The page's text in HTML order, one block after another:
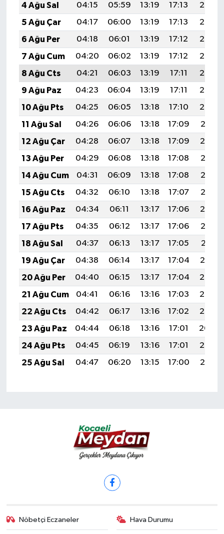
4 Ağu Sal
04:15 05:59 13:19 17:13
20:29
5 Ağu Çar
04:17 06:00 13:19 17:13
20:28
6 Ağu Per
04:18 06:01 13:19 17:12
20:27
7 Ağu Cum
04:20 06:02 13:19 17:12
20:26
8 Ağu Cts
04:21 06:03 13:19 17:11
20:25
9 Ağu Paz
04:23 06:04 13:19 17:11
20:23
10 Ağu Pts
04:25 06:05 13:18 17:10
20:22
11 Ağu Sal
04:26 06:06 13:18 17:09
20:21
12 Ağu Çar
04:28 06:07 13:18 17:09
20:19
13 Ağu Per
04:29 06:08 13:18 17:08
20:18
14 Ağu Cum
04:31 06:09 13:18 17:08
20:17
15 Ağu Cts
04:32 06:10 13:18 17:07
20:15
16 Ağu Paz
04:34 06:11 13:17 17:06
20:14
17 Ağu Pts
04:35 06:12 13:17 17:06
20:12
18 Ağu Sal
04:37 06:13 13:17 17:05
20:11
19 Ağu Çar
04:38 06:14 13:17 17:04
20:10
20 Ağu Per
04:40 06:15 13:17 17:04
20:08
21 Ağu Cum
04:41 06:16 13:16 17:03
20:07
22 Ağu Cts
04:42 06:17 13:16 17:02
20:05
23 Ağu Paz
04:44 06:18 13:16 17:01
20:04
24 Ağu Pts
04:45 06:19 13:16 17:01
20:02
25 Ağu Sal
04:47 06:20 13:15 17:00 20:01
Nöbetçi Eczaneler Hava Durumu